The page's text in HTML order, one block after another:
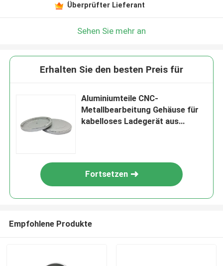
Überprüfter Lieferant
Sehen Sie mehr an
Erhalten Sie den besten Preis für
Aluminiumteile CNC-
Metallbearbeitung Gehäuse für
kabelloses Ladegerät aus
Fortsetzen
Empfohlene Produkte